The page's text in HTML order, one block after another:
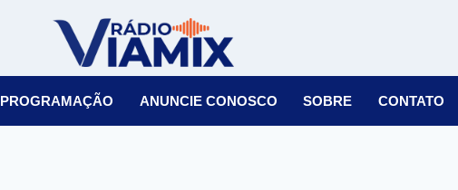
PROGRAMAÇÃO ANUNCIE CONOSCO SOBRE CONTATO